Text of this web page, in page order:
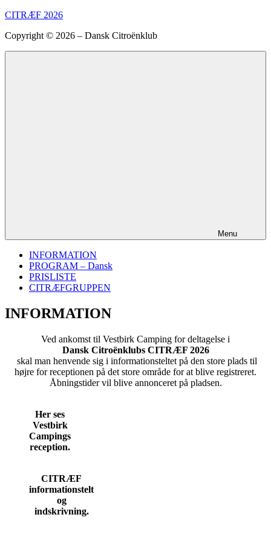
Videre
indhold
CITRÆF 2026
Copyright © 2026 – Dansk Citroënklub
Menu
INFORMATION
PROGRAM – Dansk
PRISLISTE
CITRÆFGRUPPEN
INFORMATION
Ved ankomst til Vestbirk Camping for deltagelse i
Dansk Citroënklubs CITRÆF 2026
skal man henvende sig i informationsteltet på den store plads til
højre for receptionen på det store område for at blive registreret.
Åbningstider vil blive annonceret på pladsen.
Her ses
Vestbirk
Campings
reception.
CITRÆF
informationstelt
og
indskrivning.